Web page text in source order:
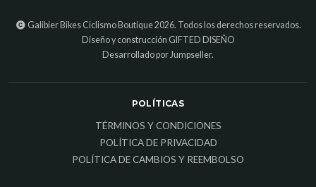
Galibier Bikes Ciclismo Boutique 2026. Todos los derechos reservados.
Diseño y construcción GIFTED DISEÑO
Desarrollado por Jumpseller.
POLÍTICAS
TÉRMINOS Y CONDICIONES
POLÍTICA DE PRIVACIDAD
POLÍTICA DE CAMBIOS Y REEMBOLSO